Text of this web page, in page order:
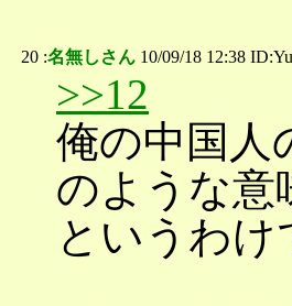
20 :名無しさん 10/09/18 12:38
>>12
俺の中国人
のような意
というわ